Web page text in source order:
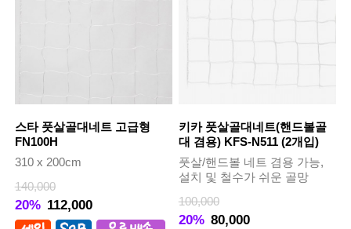
스타 풋살골대네트 고급형
FN100H
310 x 200cm
140,000
20% 112,000
키카 풋살골대네트(핸드볼골
대 겸용) KFS-N511 (2개입)
풋살/핸드볼 네트 겸용 가능,
설치 및 철수가 쉬운 골망
100,000
20% 80,000